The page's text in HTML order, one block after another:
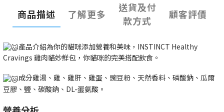
商品描述 了解更多
送貨及付
款方式
顧客評價
產品介紹為你的貓咪添加營養和美味，INSTINCT Healthy
Cravings 雞肉貓妙鮮包，你貓咪的完美搭配飲食。
成分雞湯、雞、雞肝、雞蛋、豌豆粉、天然香料、磷酸鈉、瓜爾
豆膠、鹽、碳酸鈉、DL-蛋氨酸。